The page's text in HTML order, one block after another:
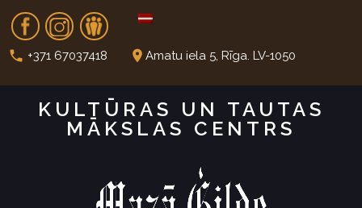
t
Fb In Dr
call +371 67037418 place Amatu iela 5, Rīga. LV-1050
KULTŪRAS UN TAUTAS
MĀKSLAS CENTRS